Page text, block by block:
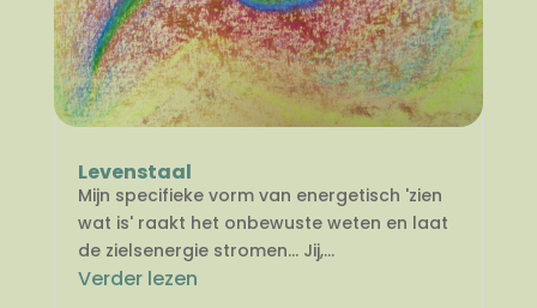
Levenstaal
Mijn specifieke vorm van energetisch 'zien
wat is' raakt het onbewuste weten en laat
de zielsenergie stromen... Jij,...
Verder lezen